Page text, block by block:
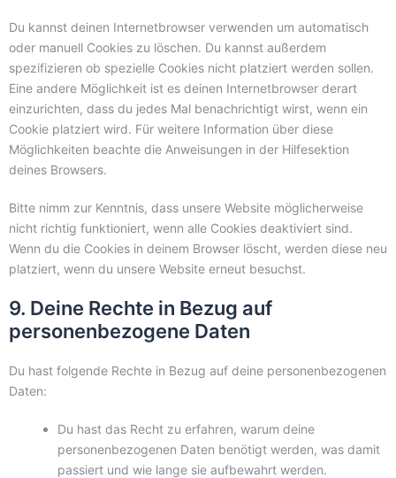
Du kannst deinen Internetbrowser verwenden um automatisch
oder manuell Cookies zu löschen. Du kannst außerdem
spezifizieren ob spezielle Cookies nicht platziert werden sollen.
Eine andere Möglichkeit ist es deinen Internetbrowser derart
einzurichten, dass du jedes Mal benachrichtigt wirst, wenn ein
Cookie platziert wird. Für weitere Information über diese
Möglichkeiten beachte die Anweisungen in der Hilfesektion
deines Browsers.
Bitte nimm zur Kenntnis, dass unsere Website möglicherweise
nicht richtig funktioniert, wenn alle Cookies deaktiviert sind.
Wenn du die Cookies in deinem Browser löscht, werden diese neu
platziert, wenn du unsere Website erneut besuchst.
9. Deine Rechte in Bezug auf
personenbezogene Daten
Du hast folgende Rechte in Bezug auf deine personenbezogenen
Daten:
Du hast das Recht zu erfahren, warum deine
personenbezogenen Daten benötigt werden, was damit
passiert und wie lange sie aufbewahrt werden.